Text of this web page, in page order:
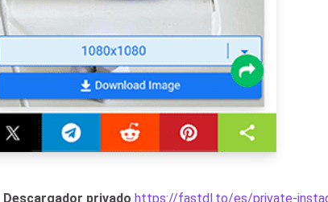
Descargador privado https://fastdl.to/es/private-